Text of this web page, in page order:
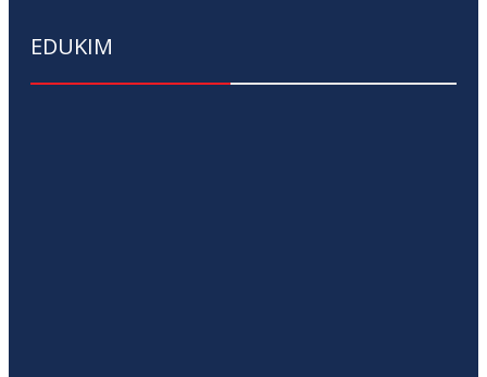
EDUKIM